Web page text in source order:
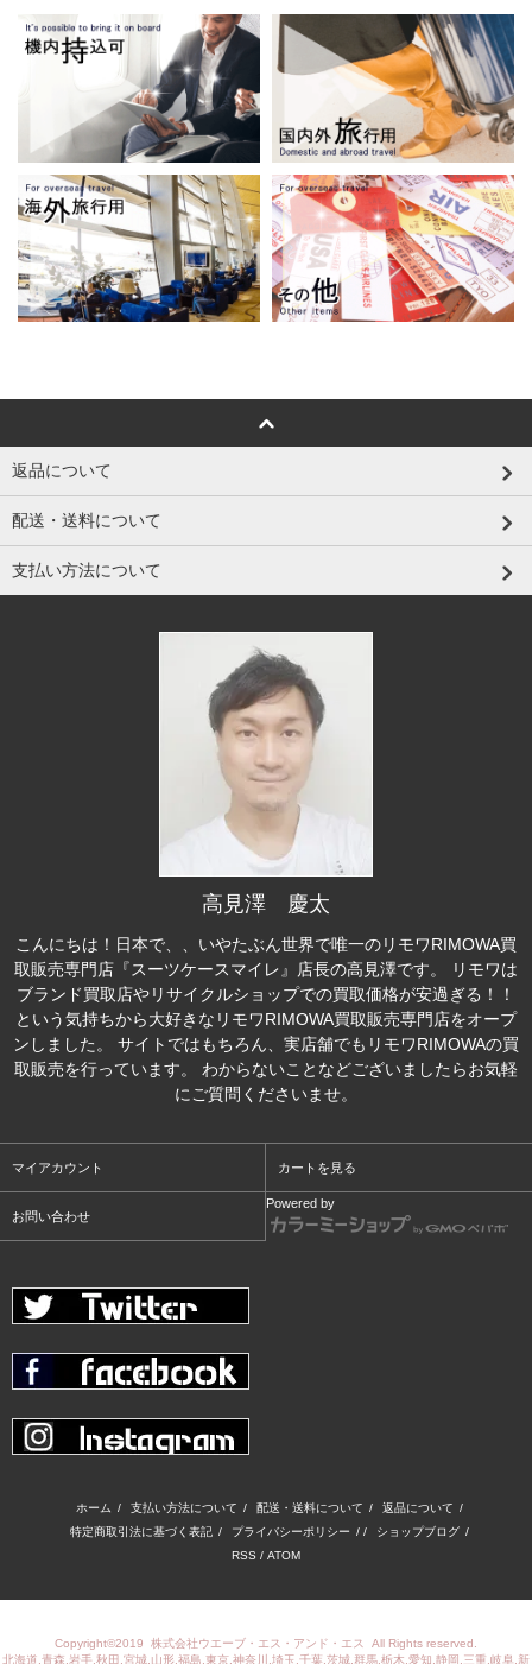
返品について
配送・送料について
支払い方法について
高見澤 慶太
こんにちは！日本で、、いやたぶん世界で唯一のリモワRIMOWA買
取販売専門店『スーツケースマイレ』店長の高見澤です。 リモワは
ブランド買取店やリサイクルショップでの買取価格が安過ぎる！！
という気持ちから大好きなリモワRIMOWA買取販売専門店をオープ
ンしました。 サイトではもちろん、実店舗でもリモワRIMOWAの買
取販売を行っています。 わからないことなどございましたらお気軽
にご質問くださいませ。
マイアカウント カートを見る
お問い合わせ
Powered by
ホーム / 支払い方法について / 配送・送料について / 返品について /
特定商取引法に基づく表記 / プライバシーポリシー / / ショップブログ /
RSS / ATOM
Copyright©2019 株式会社ウエーブ・エス・アンド・エス
All Rights reserved.
北海道,青森,岩手,秋田,宮城,山形,福島,東京,神奈川,埼玉,千葉,茨城,群馬,栃木,愛知,静岡,三重,岐阜,新